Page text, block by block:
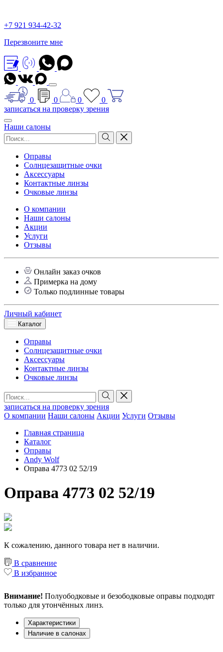
+7 921 934-42-32
Перезвоните мне
0 0 0
0
записаться на проверку зрения
Наши салоны
Оправы
Солнцезащитные очки
Аксессуары
Контактные линзы
Очковые линзы
О компании
Наши салоны
Акции
Услуги
Отзывы
Онлайн заказ очков
Примерка на дому
Только подлинные товары
Личный кабинет
Каталог
Оправы
Солнцезащитные очки
Аксессуары
Контактные линзы
Очковые линзы
записаться на проверку зрения
О компании Наши салоны Акции Услуги Отзывы
Главная страница
Каталог
Оправы
Andy Wolf
Оправа 4773 02 52/19
Оправа 4773 02 52/19
К сожалению, данного товара нет в наличии.
В сравнение
В избранное
Внимание! Полуободковые и безободковые оправы подходят
только для утончённых линз.
Характеристики
Наличие в салонах